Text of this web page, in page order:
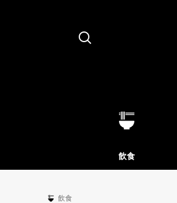
Search
飲食
飲食